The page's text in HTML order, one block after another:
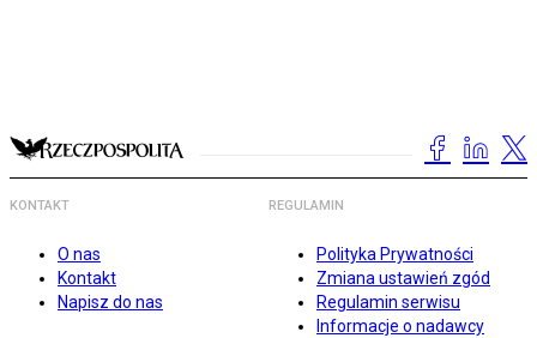
KONTAKT
O nas
Kontakt
Napisz do nas
REGULAMIN
Polityka Prywatności
Zmiana ustawień zgód
Regulamin serwisu
Informacje o nadawcy